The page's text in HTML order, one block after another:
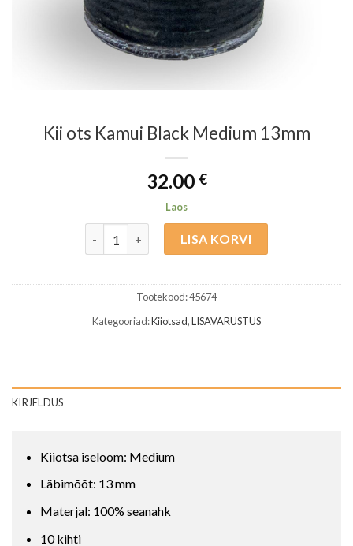
Kii ots Kamui Black Medium 13mm
32.00 €
Laos
LISA KORVI
Tootekood:45674
Kategooriad:Kiiotsad,LISAVARUSTUS
KIRJELDUS
Kiiotsa iseloom: Medium
Läbimõõt: 13 mm
Materjal: 100% seanahk
10 kihti